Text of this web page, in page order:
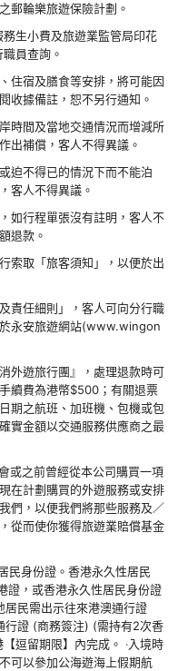
郵輪樂旅遊保險計劃。
生小費及旅遊業監管局印花
員查詢。
住宿及膳食等安排，將可能因
收據備註，恕不另行通知。
時間及當地交通情況而增減所
出補償，客人不得異議。
迫不得已的情況下而不能泊
客人不得異議。
如行程單張沒有註明，客人不
退款。
索取「旅客須知」，以便於出
責任細則」，客人可向分行職
永安旅遊網站(www.wingon
外遊旅行團』，處理退款時可
續費為港幣$500；有關退票
期之航班、加班機、包機或包
實金額以交通服務供應商之最
或之前曾經從本公司購買一項
在計劃購買的外遊服務或安排
們，以便我們將那些服務及／
從而使你獲得旅遊業賠償基金
民身份證。香港永久性居民
證，或香港永久性居民身份證
居民需出示往來港澳通行證
行證 (商務簽注) (需持有2次香
逗留期限】內完成。 ‧入境時
可以參加公海遊海上假期航